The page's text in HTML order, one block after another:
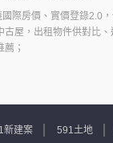
際房價、實價登錄2.0
古屋，出租物件供對比
；
新建案 591土地